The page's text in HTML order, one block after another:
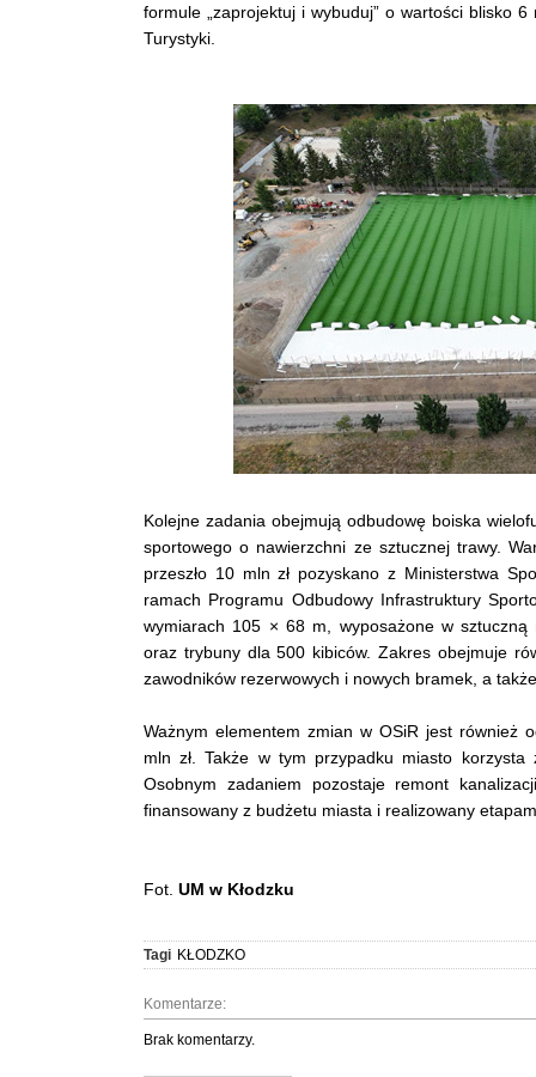
formule „zaprojektuj i wybuduj” o wartości blisko
Turystyki.
Kolejne zadania obejmują odbudowę boiska
sportowego o nawierzchni ze sztucznej trawy.
przeszło 10 mln zł pozyskano z Ministerstwa
ramach Programu Odbudowy Infrastruktury
wymiarach 105 × 68 m, wyposażone w
oraz trybuny dla 500 kibiców. Zakres obejmuje
zawodników rezerwowych i nowych bramek, a
Ważnym elementem zmian w OSiR jest również
mln zł. Także w tym przypadku miasto
Osobnym zadaniem pozostaje remont
finansowany z budżetu miasta i realizowany
Fot. UM w Kłodzku
Tagi KŁODZKO
Komentarze:
Brak komentarzy.